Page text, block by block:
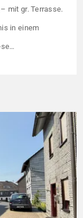
mit gr. Terrasse.
in einem